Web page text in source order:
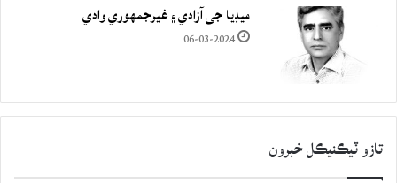
ميڊيا جي آزادي ۽ غيرجمھوري وادي
06-03-2024
تازو ٽيڪنيڪل خبرون